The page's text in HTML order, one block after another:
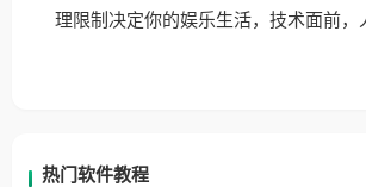
理限制决定你的娱乐生活，技术面前，
热门软件教程